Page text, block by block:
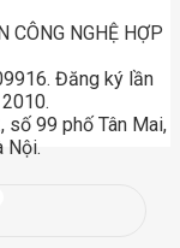
CÔNG NGHỆ HỢP
Đăng ký lần
số 99 phố Tân Mai,
Nội.